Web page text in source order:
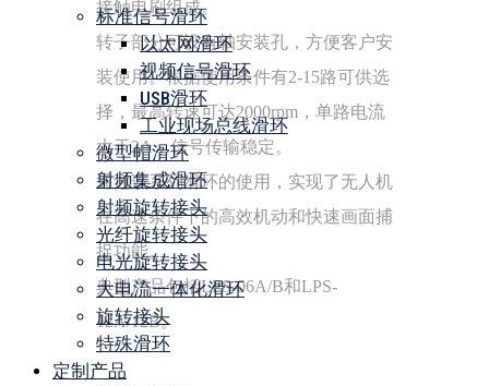
标准信号滑环
以太网滑环
视频信号滑环
USB滑环
工业现场总线滑环
微型帽滑环
射频集成滑环
射频旋转接头
光纤旋转接头
电光旋转接头
大电流一体化滑环
旋转接头
特殊滑环
定制产品
接触电刷组成。
转子部分可设有轴安装孔，方便客户安
装使用。根据使用条件有2-15路可供选
择，最高转速可达2000rpm，单路电流
大于2A，信号传输稳定。
通过该系列滑环的使用，实现了无人机
在高速条件下的高效机动和快速画面捕
捉功能。
典型产品包括LPS-06A/B和LPS-
12A/12B。